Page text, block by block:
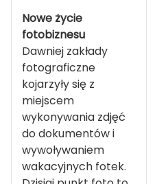
Nowe życie
fotobiznesu
Dawniej zakłady
fotograficzne
kojarzyły się z
miejscem
wykonywania zdjęć
do dokumentów i
wywoływaniem
wakacyjnych fotek.